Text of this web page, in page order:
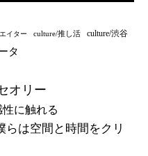
イター culture/推し活 culture/渋谷
タ
オリー
に触れる
らは空間と時間をクリ